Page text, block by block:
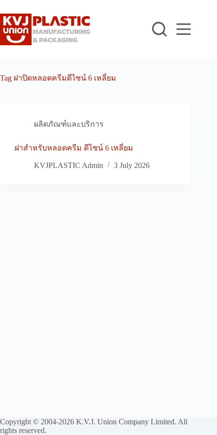
to
content
Tag ฝาปิดหลอดครีมดีไซน์ 6 เหลี่ยม
ผลิตภัณฑ์และบริการ
ฝาสำหรับหลอดครีม ดีไซน์ 6 เหลี่ยม
KVJPLASTIC Admin 3 July 2026
Copyright © 2004-2026 K.V.J. Union Company Limited. All
rights reserved.